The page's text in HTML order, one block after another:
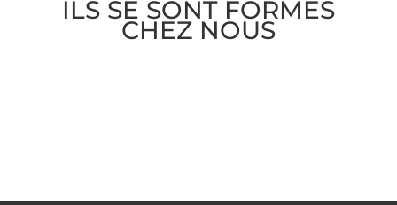
ILS SE SONT FORMÉS
CHEZ NOUS